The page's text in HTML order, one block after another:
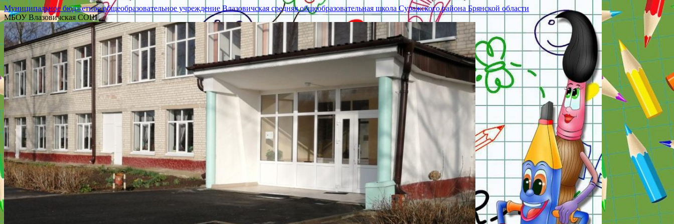
Муниципальное бюджетное общеобразовательное учреждение Влазовичская средняя общеобразовательная школа Суражского района Брянской области
МБОУ Влазовичская СОШ